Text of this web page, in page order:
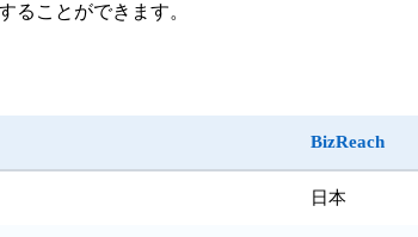
ることができます。
BizReach
日本